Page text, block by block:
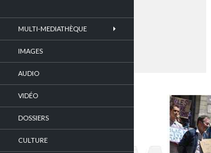
MULTI-MEDIATHÈQUE
IMAGES
AUDIO
VIDÉO
DOSSIERS
CULTURE